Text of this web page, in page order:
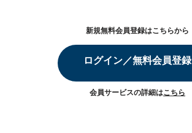
新規無料会員登録はこちらから
ログイン／無料会員登録
会員サービスの詳細はこちら